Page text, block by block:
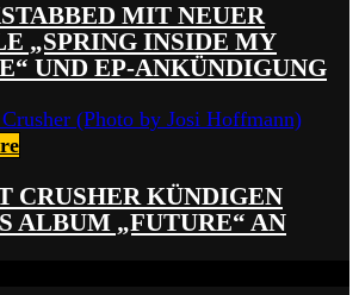
MIT NEUER
„SPRING INSIDE MY
UND EP-ANKÜNDIGUNG
CRUSHER KÜNDIGEN
ALBUM „FUTURE“ AN